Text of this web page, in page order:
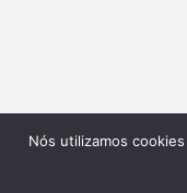
Nós utilizamos